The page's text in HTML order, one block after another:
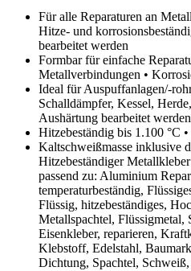
Für alle Reparaturen an
Hitze- und
bearbeitet werden
Formbar für einfache
Metallverbindungen •
Ideal für Auspuffanlagen/-
Schalldämpfer, Kessel,
Aushärtung bearbeitet werden
Hitzebeständig bis 1.100 °C
Kaltschweißmasse inklusive
Hitzebeständiger
passend zu: Aluminium
temperaturbeständig,
Flüssig, hitzebeständiges,
Metallspachtel, Flüssigmetal,
Eisenkleber, reparieren,
Klebstoff, Edelstahl,
Dichtung, Spachtel,